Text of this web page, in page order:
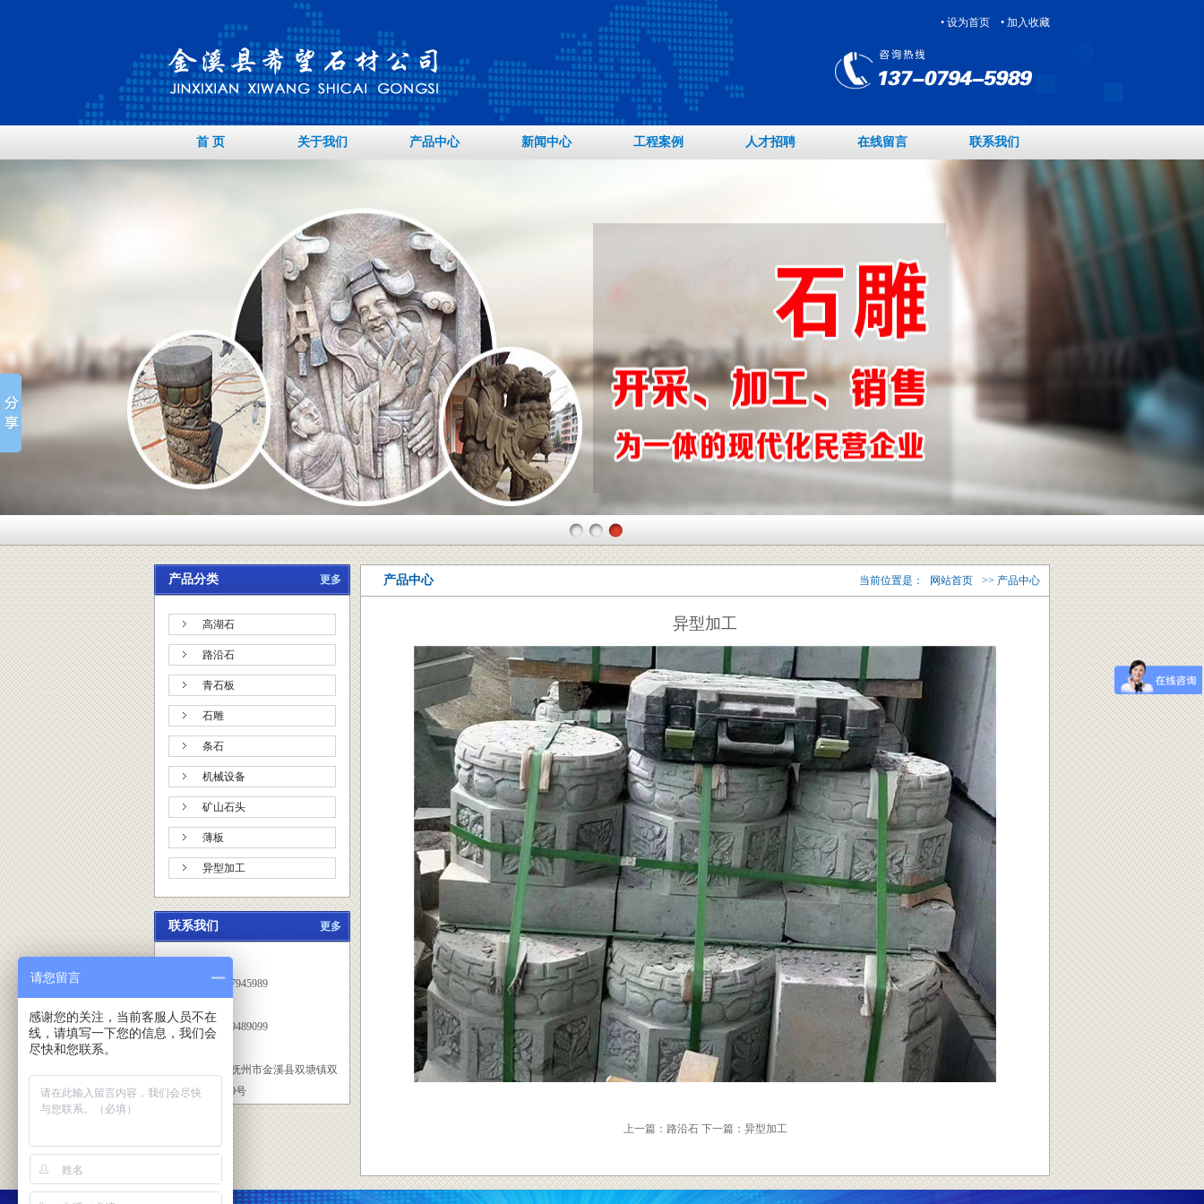
• 设为首页 • 加入收藏
首 页 关于我们 产品中心 新闻中心 工程案例 人才招聘 在线留言 联系我们
产品分类 更多
高湖石
路沿石
青石板
石雕
条石
机械设备
矿山石头
薄板
异型加工
联系我们 更多
曾星高：13707945989
张细根：15079489099
地址：江西省抚州市金溪县双塘镇双
塘村新积口899号
产品中心 当前位置是： 网站首页 >> 产品中心
异型加工
上一篇：路沿石 下一篇：异型加工
请您留言
感谢您的关注，当前客服人员不在
线，请填写一下您的信息，我们会
尽快和您联系。